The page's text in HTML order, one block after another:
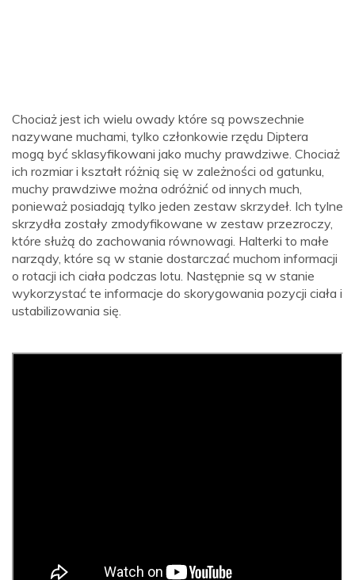
Chociaż jest ich wielu owady które są powszechnie
nazywane muchami, tylko członkowie rzędu Diptera
mogą być sklasyfikowani jako muchy prawdziwe. Chociaż
ich rozmiar i kształt różnią się w zależności od gatunku,
muchy prawdziwe można odróżnić od innych much,
ponieważ posiadają tylko jeden zestaw skrzydeł. Ich tylne
skrzydła zostały zmodyfikowane w zestaw przezroczy,
które służą do zachowania równowagi. Halterki to małe
narządy, które są w stanie dostarczać muchom informacji
o rotacji ich ciała podczas lotu. Następnie są w stanie
wykorzystać te informacje do skorygowania pozycji ciała i
ustabilizowania się.